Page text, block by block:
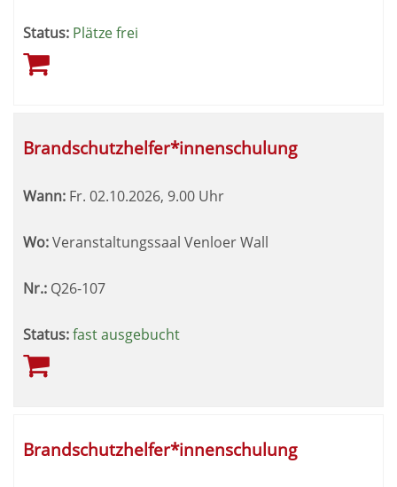
Status: Plätze frei
Brandschutzhelfer*innenschulung
Wann: Fr. 02.10.2026, 9.00 Uhr
Wo:Veranstaltungssaal Venloer Wall
Nr.: Q26-107
Status:fast ausgebucht
Brandschutzhelfer*innenschulung